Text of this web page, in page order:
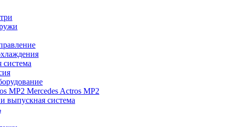
система
Mercedes Actros MP2
выпускная система